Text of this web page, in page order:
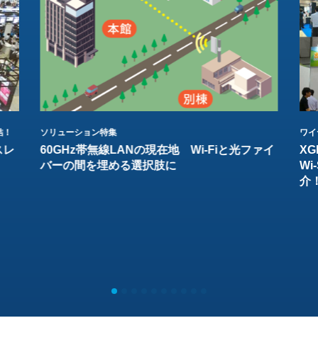
レ
ソリューション特集
60GHz帯無線LANの現在地 Wi-Fiと光ファイ
バーの間を埋める選択肢に
ワ
介